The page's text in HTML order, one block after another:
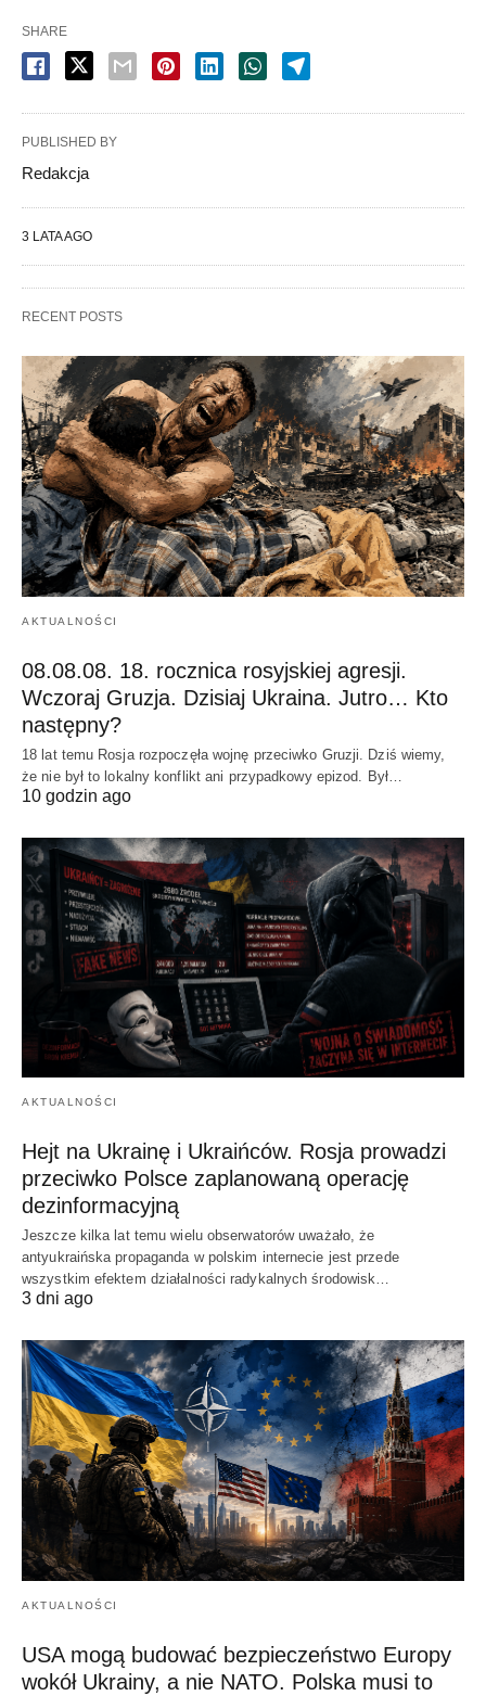
SHARE
PUBLISHED BY
Redakcja
3 LATA AGO
RECENT POSTS
AKTUALNOŚCI
08.08.08. 18. rocznica rosyjskiej agresji.
Wczoraj Gruzja. Dzisiaj Ukraina. Jutro… Kto
następny?
18 lat temu Rosja rozpoczęła wojnę przeciwko Gruzji. Dziś wiemy,
że nie był to lokalny konflikt ani przypadkowy epizod. Był…
10 godzin ago
AKTUALNOŚCI
Hejt na Ukrainę i Ukraińców. Rosja prowadzi
przeciwko Polsce zaplanowaną operację
dezinformacyjną
Jeszcze kilka lat temu wielu obserwatorów uważało, że
antyukraińska propaganda w polskim internecie jest przede
wszystkim efektem działalności radykalnych środowisk…
3 dni ago
AKTUALNOŚCI
USA mogą budować bezpieczeństwo Europy
wokół Ukrainy, a nie NATO. Polska musi to